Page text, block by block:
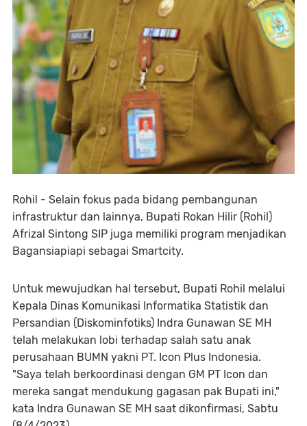
Rohil - Selain fokus pada bidang pembangunan
infrastruktur dan lainnya, Bupati Rokan Hilir (Rohil)
Afrizal Sintong SIP juga memiliki program menjadikan
Bagansiapiapi sebagai Smartcity.
Untuk mewujudkan hal tersebut, Bupati Rohil melalui
Kepala Dinas Komunikasi Informatika Statistik dan
Persandian (Diskominfotiks) Indra Gunawan SE MH
telah melakukan lobi terhadap salah satu anak
perusahaan BUMN yakni PT. Icon Plus Indonesia.
"Saya telah berkoordinasi dengan GM PT Icon dan
mereka sangat mendukung gagasan pak Bupati ini,"
kata Indra Gunawan SE MH saat dikonfirmasi, Sabtu